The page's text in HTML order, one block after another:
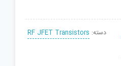
دسته: RF JFET Transistors